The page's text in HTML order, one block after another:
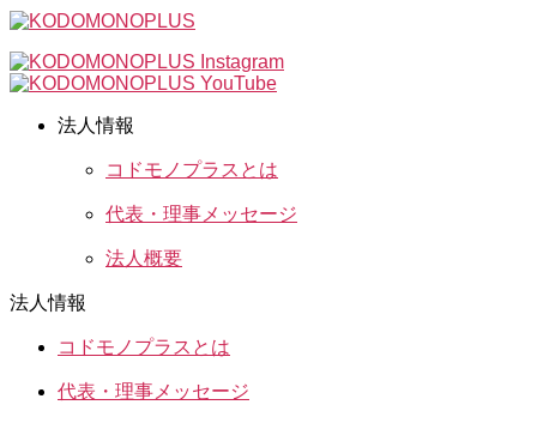
法人情報
コドモノプラスとは
代表・理事メッセージ
法人概要
法人情報
コドモノプラスとは
代表・理事メッセージ